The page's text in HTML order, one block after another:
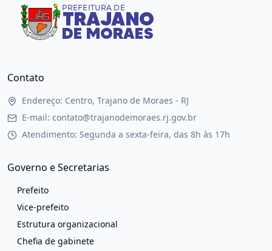
Contato
Endereço: Centro, Trajano de Moraes - RJ
E-mail: contato@trajanodemoraes.rj.gov.br
Atendimento: Segunda a sexta-feira, das 8h às 17h
Governo e Secretarias
Prefeito
Vice-prefeito
Estrutura organizacional
Chefia de gabinete